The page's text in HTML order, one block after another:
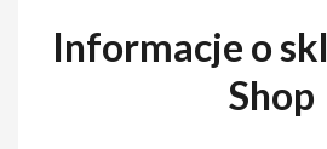
Informacje o
Shop